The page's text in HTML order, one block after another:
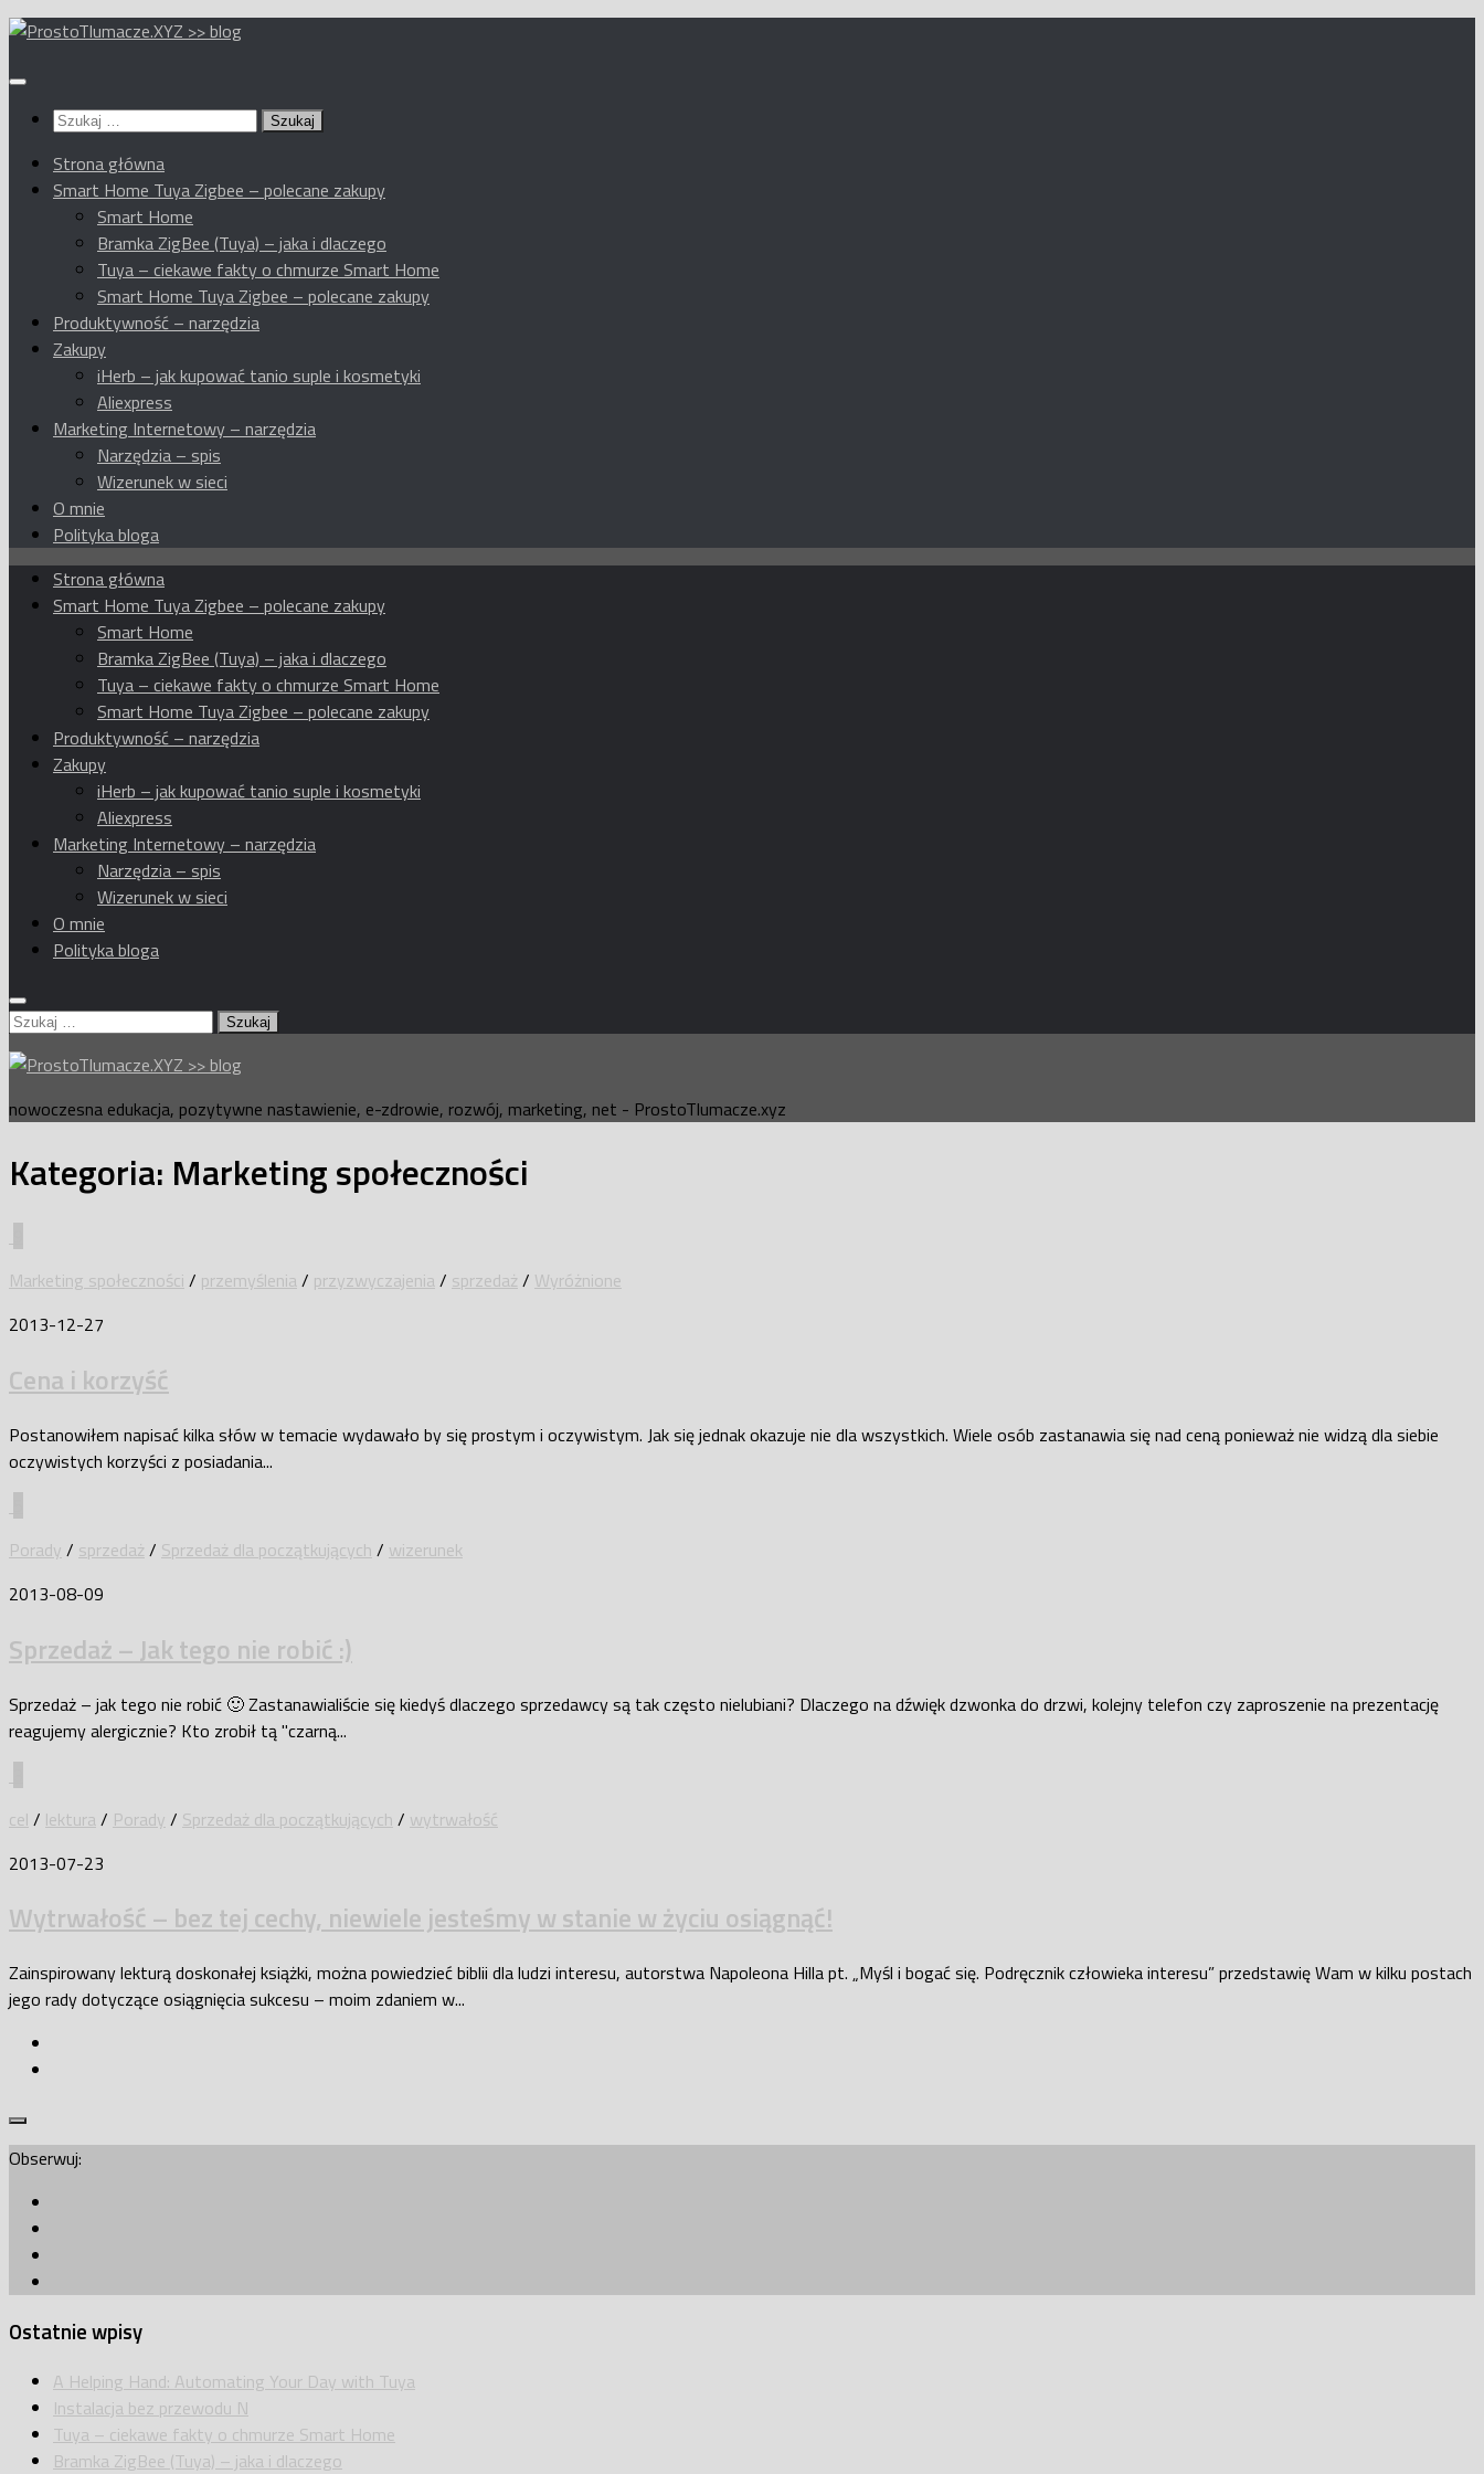
Przeskocz
treści
Szukaj:
Strona główna
Smart Home Tuya Zigbee – polecane zakupy
Smart Home
Bramka ZigBee (Tuya) – jaka i dlaczego
Tuya – ciekawe fakty o chmurze Smart Home
Smart Home Tuya Zigbee – polecane zakupy
Produktywność – narzędzia
Zakupy
iHerb – jak kupować tanio suple i kosmetyki
Aliexpress
Marketing Internetowy – narzędzia
Narzędzia – spis
Wizerunek w sieci
O mnie
Polityka bloga
Strona główna
Smart Home Tuya Zigbee – polecane zakupy
Smart Home
Bramka ZigBee (Tuya) – jaka i dlaczego
Tuya – ciekawe fakty o chmurze Smart Home
Smart Home Tuya Zigbee – polecane zakupy
Produktywność – narzędzia
Zakupy
iHerb – jak kupować tanio suple i kosmetyki
Aliexpress
Marketing Internetowy – narzędzia
Narzędzia – spis
Wizerunek w sieci
O mnie
Polityka bloga
Szukaj:
nowoczesna edukacja, pozytywne nastawienie, e-zdrowie, rozwój, marketing, net - ProstoTlumacze.xyz
Kategoria: Marketing społeczności
Marketing społeczności / przemyślenia/ przyzwyczajenia/ sprzedaż / Wyróżnione
2013-12-27
Cena i korzyść
Postanowiłem napisać kilka słów w temacie wydawało by się prostym i oczywistym. Jak się jednak okazuje nie dla wszystkich. Wiele osób zastanawia się nad ceną ponieważ nie widzą dla siebie
oczywistych korzyści z posiadania...
Porady / sprzedaż / Sprzedaż dla początkujących / wizerunek
2013-08-09
Sprzedaż – Jak tego nie robić :)
Sprzedaż – jak tego nie robić 🙂 Zastanawialiście się kiedyś dlaczego sprzedawcy są tak często nielubiani? Dlaczego na dźwięk dzwonka do drzwi, kolejny telefon czy zaproszenie na prezentację
reagujemy alergicznie? Kto zrobił tą "czarną...
cel / lektura/ Porady / Sprzedaż dla początkujących / wytrwałość
2013-07-23
Wytrwałość – bez tej cechy, niewiele jesteśmy w stanie w życiu osiągnąć!
Zainspirowany lekturą doskonałej książki, można powiedzieć biblii dla ludzi interesu, autorstwa Napoleona Hilla pt. „Myśl i bogać się. Podręcznik człowieka interesu” przedstawię Wam w kilku postach
jego rady dotyczące osiągnięcia sukcesu – moim zdaniem w...
Obserwuj:
Ostatnie wpisy
A Helping Hand: Automating Your Day with Tuya
Instalacja bez przewodu N
Tuya – ciekawe fakty o chmurze Smart Home
Bramka ZigBee (Tuya) – jaka i dlaczego